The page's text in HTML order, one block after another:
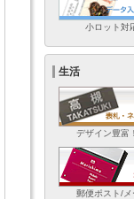
小ロット対
生活
デザイン豊富
郵便ポスト/メ